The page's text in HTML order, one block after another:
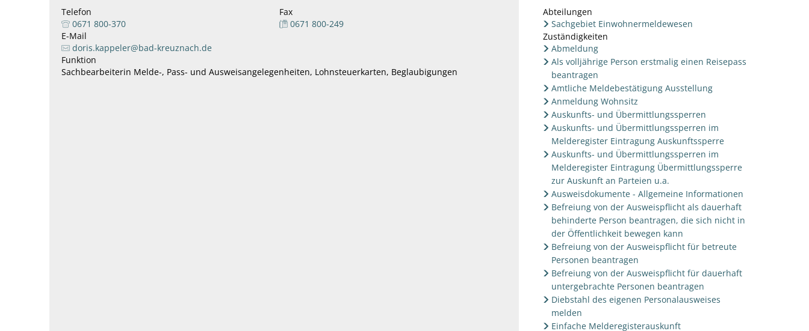
Telefon
0671 800-370
Fax
0671 800-249
E-Mail
doris.kappeler@bad-kreuznach.de
Funktion
Sachbearbeiterin Melde-, Pass- und Ausweisangelegenheiten, Lohnsteuerkarten, Beglaubigungen
Abteilungen
Sachgebiet Einwohnermeldewesen
Zuständigkeiten
Abmeldung
Als volljährige Person erstmalig einen Reisepass
beantragen
Amtliche Meldebestätigung Ausstellung
Anmeldung Wohnsitz
Auskunfts- und Übermittlungssperren
Auskunfts- und Übermittlungssperren im
Melderegister Eintragung Auskunftssperre
Auskunfts- und Übermittlungssperren im
Melderegister Eintragung Übermittlungssperre
zur Auskunft an Parteien u.a.
Ausweisdokumente - Allgemeine Informationen
Befreiung von der Ausweispflicht als dauerhaft
behinderte Person beantragen, die sich nicht in
der Öffentlichkeit bewegen kann
Befreiung von der Ausweispflicht für betreute
Personen beantragen
Befreiung von der Ausweispflicht für dauerhaft
untergebrachte Personen beantragen
Diebstahl des eigenen Personalausweises
melden
Einfache Melderegisterauskunft